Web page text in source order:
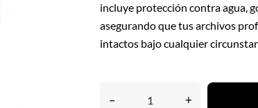
incluye protección contra agua,
asegurando que tus archivos
intactos bajo cualquier
– +